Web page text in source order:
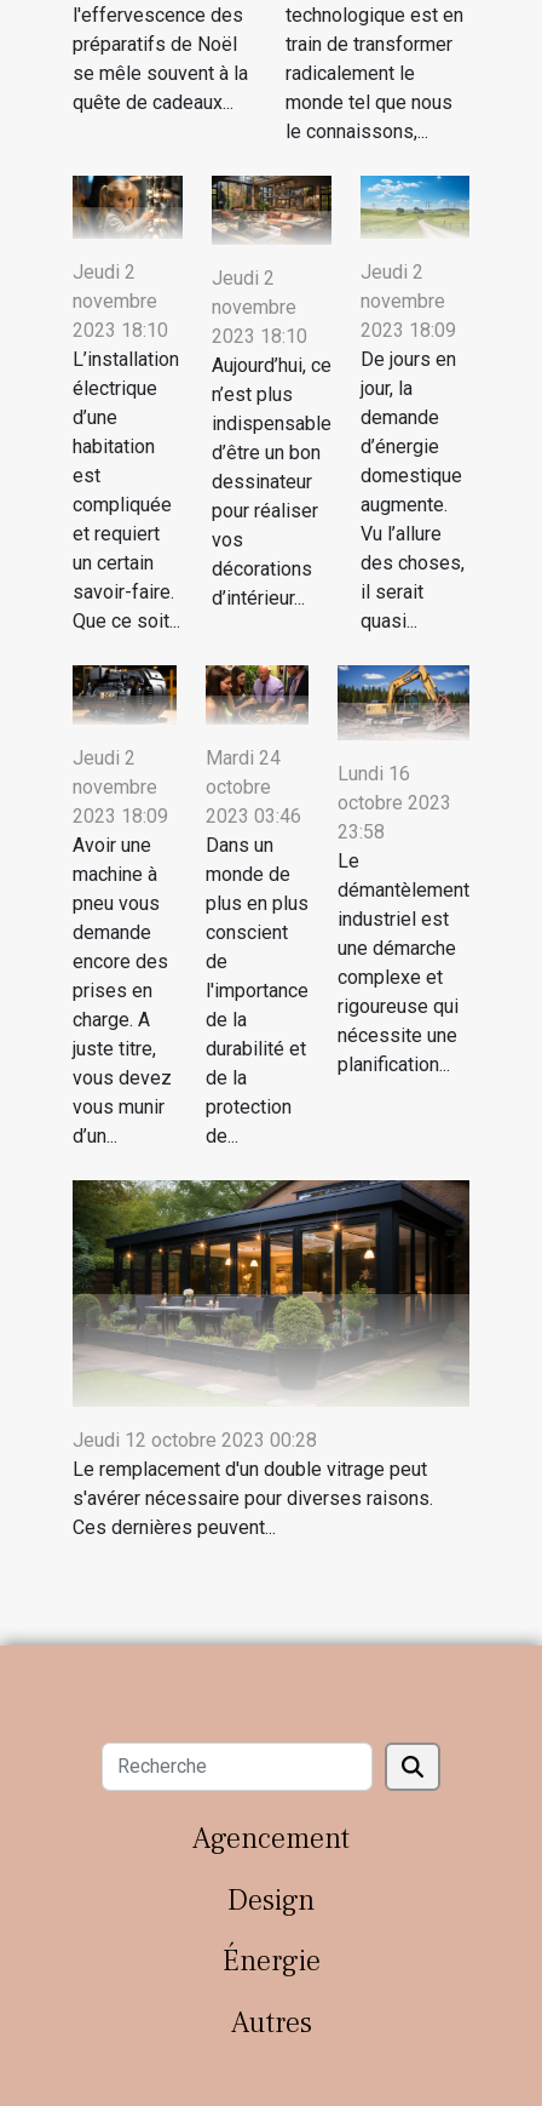
l'effervescence des
préparatifs de Noël
se mêle souvent à la
quête de cadeaux...
technologique est en
train de transformer
radicalement le
monde tel que nous
le connaissons,...
Jeudi 2
novembre
2023 18:10
L’installation
électrique
d’une
habitation
est
compliquée
et requiert
un certain
savoir-faire.
Que ce soit...
Jeudi 2
novembre
2023 18:10
Aujourd’hui, ce
n’est plus
indispensable
d’être un bon
dessinateur
pour réaliser
vos
décorations
d’intérieur...
Jeudi 2
novembre
2023 18:09
De jours en
jour, la
demande
d’énergie
domestique
augmente.
Vu l’allure
des choses,
il serait
quasi...
Jeudi 2
novembre
2023 18:09
Avoir une
machine à
pneu vous
demande
encore des
prises en
charge. A
juste titre,
vous devez
vous munir
d’un...
Mardi 24
octobre
2023 03:46
Dans un
monde de
plus en plus
conscient
de
l'importance
de la
durabilité et
de la
protection
de...
Lundi 16
octobre 2023
23:58
Le
démantèlement
industriel est
une démarche
complexe et
rigoureuse qui
nécessite une
planification...
Jeudi 12 octobre 2023 00:28
Le remplacement d'un double vitrage peut
s'avérer nécessaire pour diverses raisons.
Ces dernières peuvent...
Agencement
Design
Énergie
Autres